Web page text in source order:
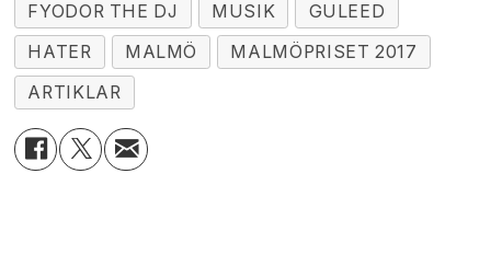
FYODOR THE DJ MUSIK
GULEED
HATER
MALMÖ
MALMÖPRISET 2017
ARTIKLAR